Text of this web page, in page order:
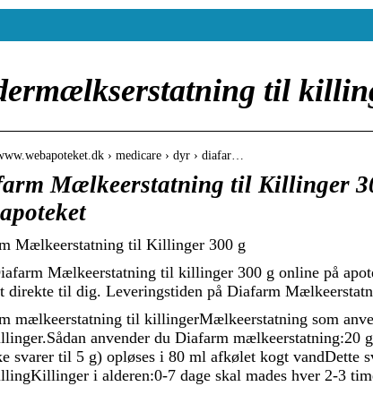
til
› medicare › dyr › diafar…
Mælkeerstatning til Killinger
Mælkeerstatning til Killinger 300 g
Mælkeerstatning til killinger 300 g online på
direkte til dig. Leveringstiden på Diafarm
mælkeerstatning til killingerMælkeerstatning som
anvender du Diafarm mælkeerstatning:20
svarer til 5 g) opløses i 80 ml afkølet kogt vandDette
i alderen:0-7 dage skal mades hver 2-3